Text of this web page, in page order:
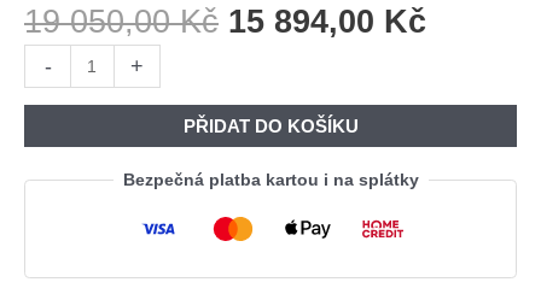
19 050,00Kč Původní
19
050,00 Kč.
15 894,00 Kč
894,00
-
se
a
zásuvkami
+
PŘIDAT DO KOŠÍKU
Bezpečná platba kartou i na splátky